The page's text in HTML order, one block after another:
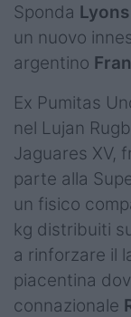
Sponda Lyons
un nuovo
argentino
Ex Pumitas
nel Lujan
Jaguares XV,
parte alla
un fisico
kg distribuiti
a rinforzare il
piacentina
connazionale